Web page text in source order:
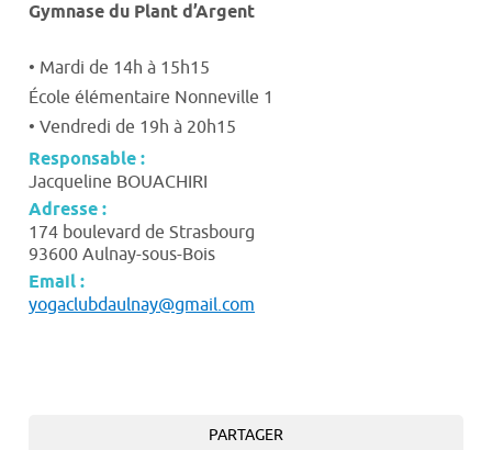
Gymnase du Plant d’Argent
• Mardi de 14h à 15h15
École élémentaire Nonneville 1
• Vendredi de 19h à 20h15
Responsable :
Jacqueline BOUACHIRI
Adresse :
174 boulevard de Strasbourg
93600 Aulnay-sous-Bois
Email :
yogaclubdaulnay@gmail.com
PARTAGER